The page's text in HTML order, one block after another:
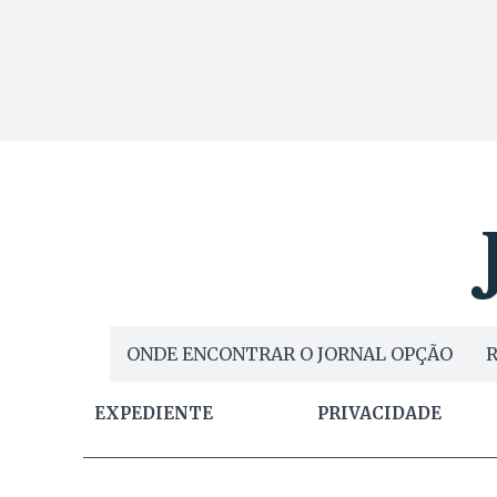
ONDE ENCONTRAR O JORNAL OPÇÃO
EXPEDIENTE PRIVACIDADE